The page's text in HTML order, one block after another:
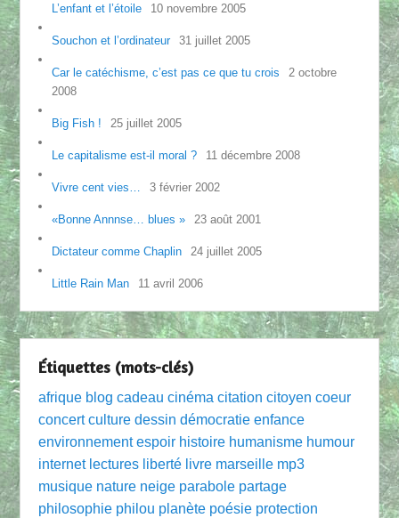
L’enfant et l’étoile 10 novembre 2005
Souchon et l’ordinateur 31 juillet 2005
Car le catéchisme, c’est pas ce que tu crois
2 octobre
2008
Big Fish ! 25 juillet 2005
Le capitalisme est-il moral ? 11 décembre 2008
Vivre cent vies… 3 février 2002
«Bonne Annnse… blues » 23 août 2001
Dictateur comme Chaplin 24 juillet 2005
Little Rain Man 11 avril 2006
Étiquettes (mots-clés)
afrique blog cadeau cinéma citation citoyen coeur
concert culture dessin démocratie enfance
environnement espoir histoire humanisme humour
internet lectures liberté livre marseille mp3
musique nature neige parabole partage
philosophie philou planète poésie protection